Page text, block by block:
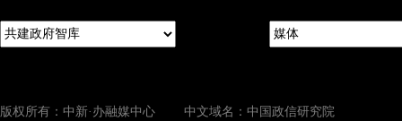
版权所有：中新·办融媒中心 中文域名：中国政信研究院